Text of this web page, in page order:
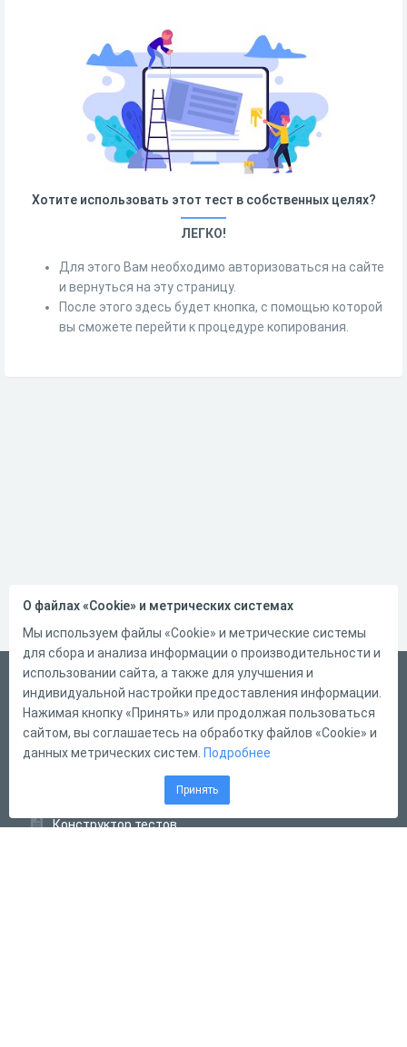
Хотите использовать этот тест в собственных целях?
ЛЕГКО!
Для этого Вам необходимо авторизоваться на сайте
и вернуться на эту страницу.
После этого здесь будет кнопка, с помощью которой
вы сможете перейти к процедуре копирования.
Русский
Справка
Форма обратной связи
Конструктор тестов
О файлах «Cookie» и метрических системах
Мы используем файлы «Cookie» и метрические системы
для сбора и анализа информации о производительности и
использовании сайта, а также для улучшения и
индивидуальной настройки предоставления информации.
Нажимая кнопку «Принять» или продолжая пользоваться
сайтом, вы соглашаетесь на обработку файлов «Cookie» и
данных метрических систем. Подробнее
Принять